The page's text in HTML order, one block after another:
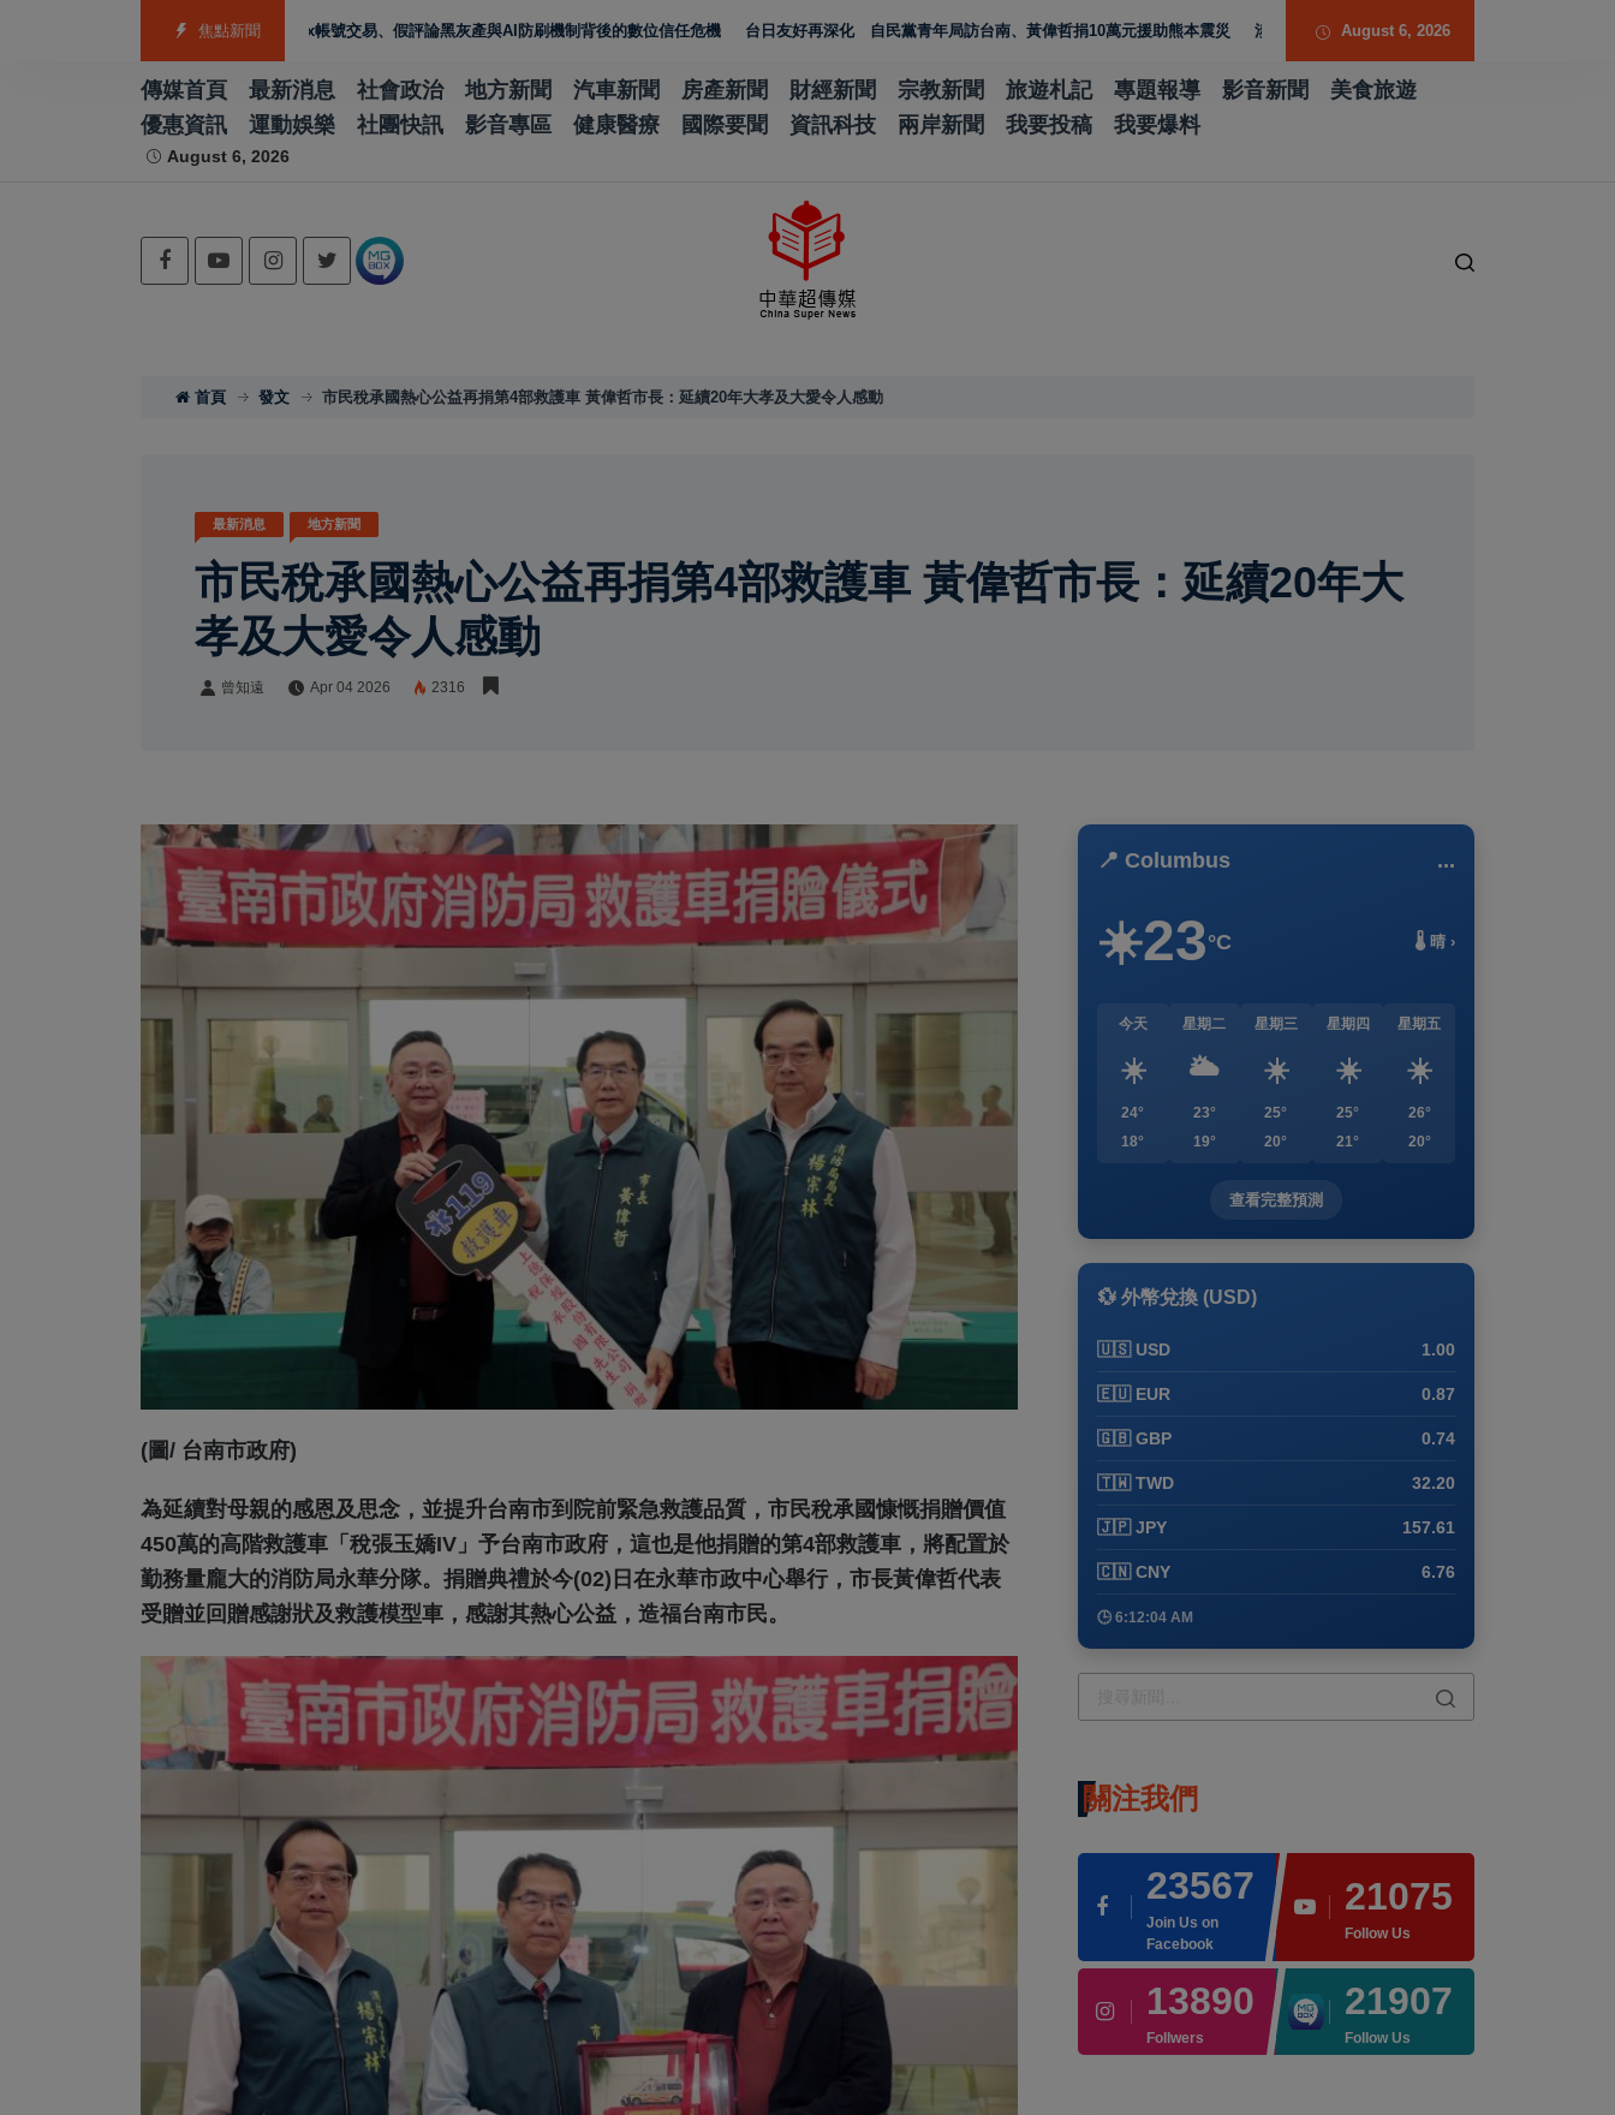
焦點新聞
App評價、MagicBox帳號交易、假評論黑灰產與AI防刷機制背後的數位信任危機 台日友好再深化 自民黨青年局訪台南、黃偉哲捐10萬元援助熊本震災 涉假借採購BNT疫苗詐騙慈濟逾10億元 調查局查扣158公斤黃金
August 6, 2026
傳媒首頁 最新消息 社會政治 地方新聞 汽車新聞 房產新聞 財經新聞 宗教新聞 旅遊札記 專題報導 影音新聞
美食旅遊
優惠資訊
運動娛樂 社團快訊 影音專區 健康醫療 國際要聞 資訊科技 兩岸新聞 我要投稿 我要爆料
August 6, 2026
首頁 發文 市民稅承國熱心公益再捐第4部救護車 黃偉哲市長：延續20年大孝及大愛令人感動
最新消息 地方新聞
市民稅承國熱心公益再捐第4部救護車 黃偉哲市長：延續20年大
孝及大愛令人感動
曾知遠 Apr 04 2026 2316
(圖/ 台南市政府)
為延續對母親的感恩及思念，並提升台南市到院前緊急救護品質，市民稅承國慷慨捐贈價值
450萬的高階救護車「稅張玉嬌IV」予台南市政府，這也是他捐贈的第4部救護車，將配置於
勤務量龐大的消防局永華分隊。捐贈典禮於今(02)日在永華市政中心舉行，市長黃偉哲代表
受贈並回贈感謝狀及救護模型車，感謝其熱心公益，造福台南市民。
📍 Columbus ...
☀️23°C 🌡️ 晴 ›
今天
☀️
24°
18°
星期二
🌥️
23°
19°
星期三
☀️
25°
20°
星期四
☀️
25°
21°
星期五
☀️
26°
20°
查看完整預測
💱 外幣兌換 (USD)
🇺🇸 USD 1.00
🇪🇺 EUR 0.87
🇬🇧 GBP 0.74
🇹🇼 TWD 32.20
🇯🇵 JPY 157.61
🇨🇳 CNY 6.76
🕒 6:12:04 AM
關注我們
23567
Join Us on
Facebook
21075
Follow Us
13890
Follwers
21907
Follow Us